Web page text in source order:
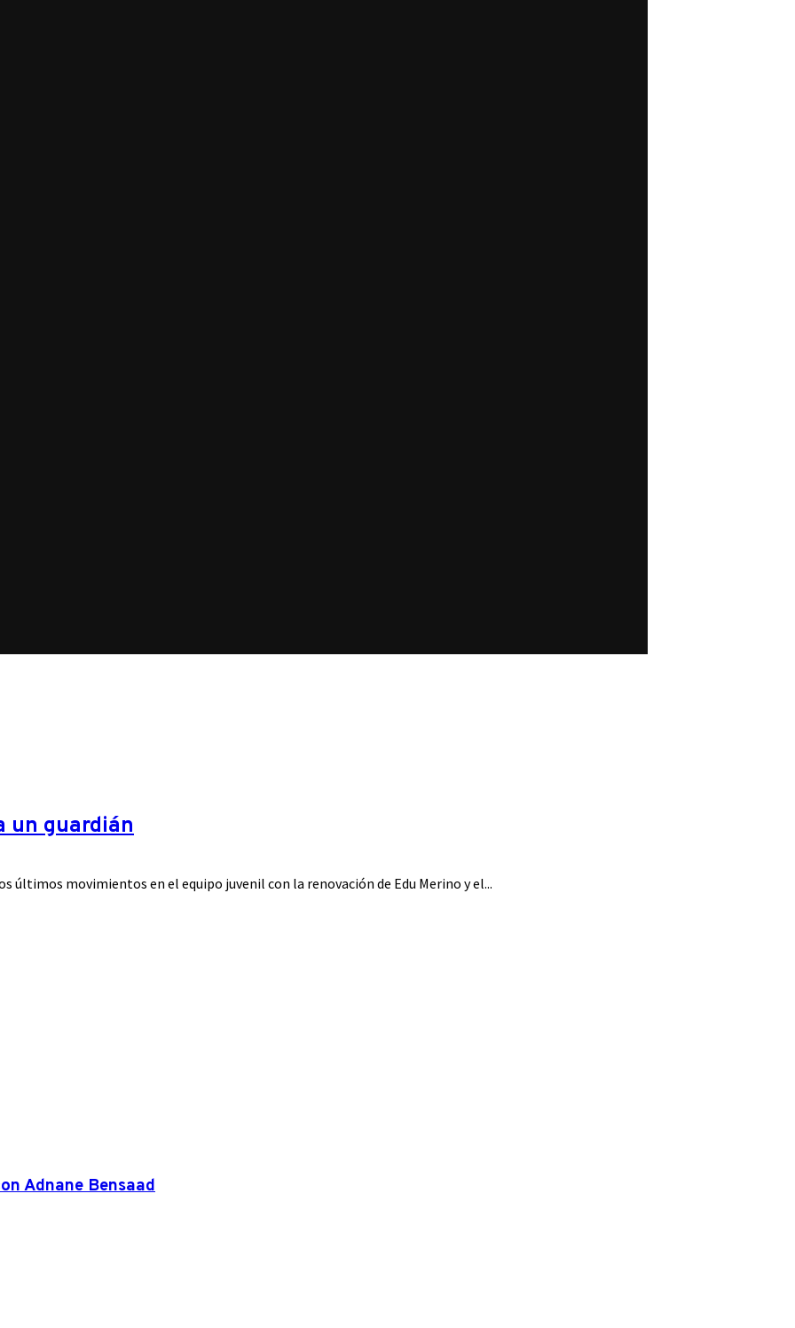
un guardián
últimos movimientos en el equipo juvenil con la renovación de Edu Merino y el...
Adnane Bensaad